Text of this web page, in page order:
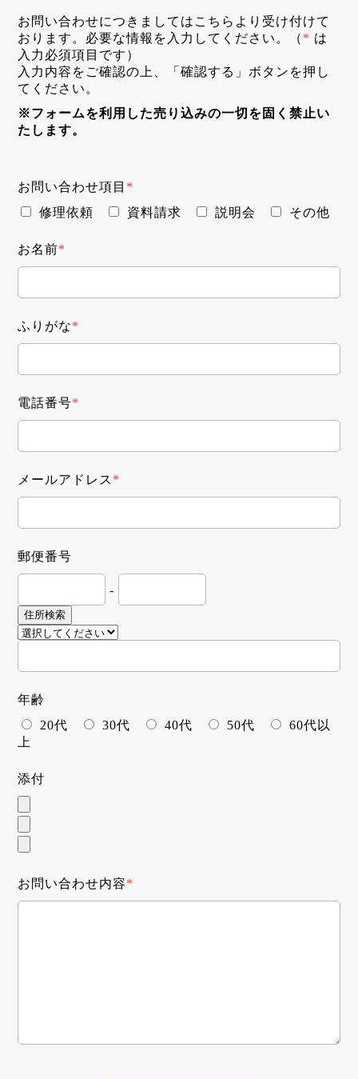
お問い合わせにつきましてはこちらより受け付けて
おります。必要な情報を入力してください。（ * は
入力必須項目です）
入力内容をご確認の上、「確認する」ボタンを押し
てください。
※フォームを利用した売り込みの一切を固く禁止い
たします。
お問い合わせ項目 *
修理依頼
資料請求 説明会 その他
お名前*
ふりがな*
電話番号*
メールアドレス *
郵便番号
-
住所検索
年齢
20代
30代 40代 50代
60代以
上
添付
お問い合わせ内容*